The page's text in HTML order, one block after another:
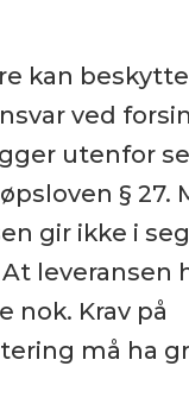
kan
ved
utenfor
§ 27.
gir ikke i
At leveransen
nok. Krav på
må ha